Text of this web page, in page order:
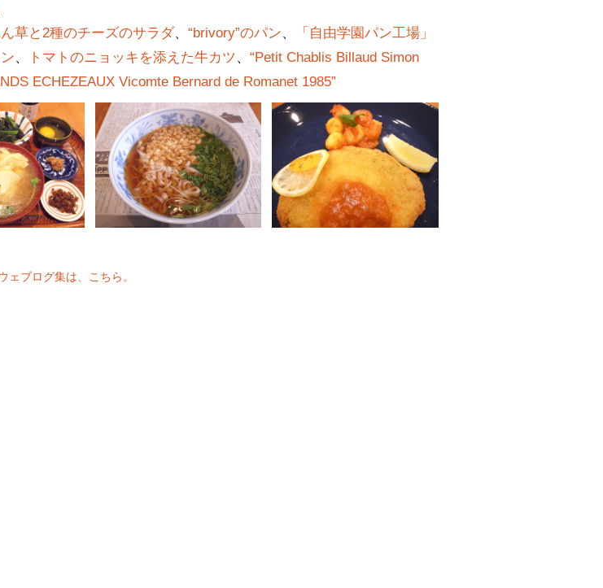
草と2種のチーズのサラダ、 “brivory”のパン、
「自由学園パン工場」
、 トマトのニョッキを添えた牛カツ 、 “Petit Chablis Billaud Simon
ECHEZEAUX Vicomte Bernard de Romanet 1985”
ェブログ集は、こちら。